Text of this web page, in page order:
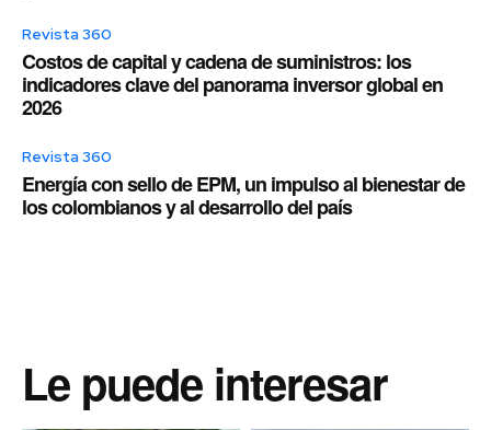
Revista 360
Costos de capital y cadena de suministros: los
indicadores clave del panorama inversor global en
2026
Revista 360
Energía con sello de EPM, un impulso al bienestar de
los colombianos y al desarrollo del país
Le puede interesar